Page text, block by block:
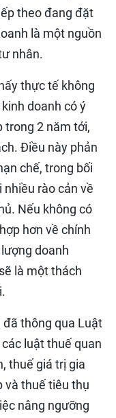
theo đang đặt
là một nguồn
nhân.
thực tế không
doanh có ý
trong 2 năm tới,
Điều này phản
chế, trong bối
rào cản về
Nếu không có
hơn về chính
doanh
là một thách
đã thông qua Luật
luật thuế quan
thuế giá trị gia
và thuế tiêu thụ
nâng ngưỡng